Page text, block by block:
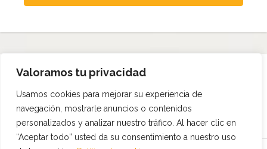
Valoramos tu privacidad
Usamos cookies para mejorar su experiencia de
navegación, mostrarle anuncios o contenidos
personalizados y analizar nuestro tráfico. Al hacer clic en
“Aceptar todo” usted da su consentimiento a nuestro uso
Síguenos en
Facebook
Ayúdanos: